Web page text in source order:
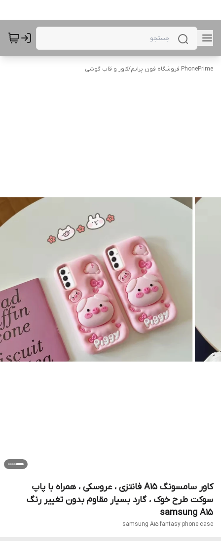
PhonePrime فروشگاه فون پرایم /کاور و قاب گوشی
کاور سامسونگ A15 فانتزی ، عروسکی ، همراه با پاپ
سوکت طرح خوک ، گارد بسیار مقاوم بدون تغییر رنگ
samsung A15
samsung A15 fantasy phone case